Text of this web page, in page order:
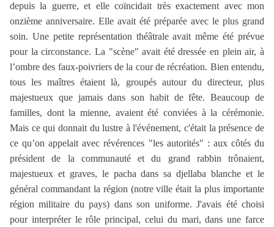
depuis la guerre, et elle coïncidait très exactement avec mon
onzième anniversaire. Elle avait été préparée avec le plus grand
soin. Une petite représentation théâtrale avait même été prévue
pour la circonstance. La "scène" avait été dressée en plein air, à
l’ombre des faux-poivriers de la cour de récréation. Bien entendu,
tous les maîtres étaient là, groupés autour du directeur, plus
majestueux que jamais dans son habit de fête. Beaucoup de
familles, dont la mienne, avaient été conviées à la cérémonie.
Mais ce qui donnait du lustre à l'événement, c'était la présence de
ce qu’on appelait avec révérences "les autorités" : aux côtés du
président de la communauté et du grand rabbin trônaient,
majestueux et graves, le pacha dans sa djellaba blanche et le
général commandant la région (notre ville était la plus importante
région militaire du pays) dans son uniforme. J'avais été choisi
pour interpréter le rôle principal, celui du mari, dans une farce